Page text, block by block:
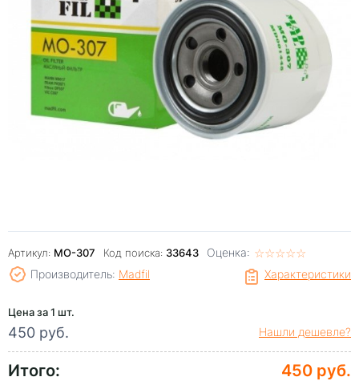
Артикул: MO-307 Код поиска: 33643 Оценка: ☆☆☆☆☆
★★★★★
Характеристики
Производитель: Madfil
Цена за 1 шт.
450 руб. Нашли дешевле?
Итого: 450 руб.